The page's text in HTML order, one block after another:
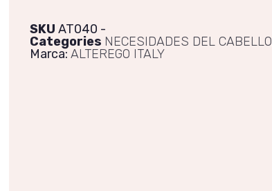
SKU AT040
Categories NECESIDADES DEL CABELLO
Marca:ALTEREGO ITALY